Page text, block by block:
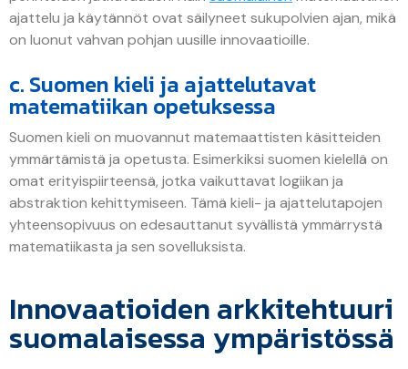
ajattelu ja käytännöt ovat säilyneet sukupolvien ajan, mikä
on luonut vahvan pohjan uusille innovaatioille.
c. Suomen kieli ja ajattelutavat
matematiikan opetuksessa
Suomen kieli on muovannut matemaattisten käsitteiden
ymmärtämistä ja opetusta. Esimerkiksi suomen kielellä on
omat erityispiirteensä, jotka vaikuttavat logiikan ja
abstraktion kehittymiseen. Tämä kieli- ja ajattelutapojen
yhteensopivuus on edesauttanut syvällistä ymmärrystä
matematiikasta ja sen sovelluksista.
Innovaatioiden arkkitehtuuri
suomalaisessa ympäristössä